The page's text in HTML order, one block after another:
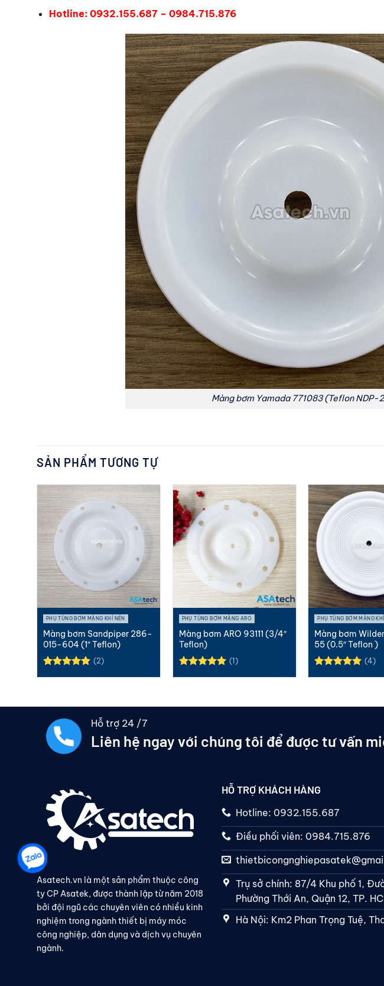
Hotline: 0932.155.687 – 0984.715.876
Màng bơm Yamada 771083 (Teflon NDP-
SẢN PHẨM TƯƠNG TỰ
PHỤ TÙNG BƠM MÀNG KHÍ NÉN
Màng bơm Sandpiper 286-
015-604 (1″ Teflon)
(2)
PHỤ TÙNG BƠM MÀNG ARO
Màng bơm ARO 93111 (3/4″
Teflon)
(1)
PHỤ TÙNG BƠM MÀNG
Màng bơm
55 (0.5″ Teflon )
(4)
Hỗ trợ 24 /7
Liên hệ ngay với chúng tôi để được tư vấn
Asatech.vn là một sản phẩm thuộc công
ty CP Asatek, được thành lập từ năm 2018
bởi đội ngũ các chuyên viên có nhiều kinh
nghiệm trong ngành thiết bị máy móc
công nghiệp, dân dụng và dịch vụ chuyên
ngành.
HỖ TRỢ KHÁCH HÀNG
Hotline: 0932.155.687
Điều phối viên: 0984.715.876
Trụ sở chính: 87/4 Khu phố 1,
Phường Thới An, Quận 12, TP.
Hà Nội: Km2 Phan Trọng Tuệ,